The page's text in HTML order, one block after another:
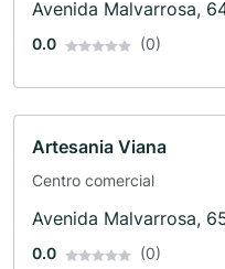
Avenida Malvarrosa,
0.0 (0)
Artesania Viana
Centro comercial
Avenida Malvarrosa,
0.0 (0)